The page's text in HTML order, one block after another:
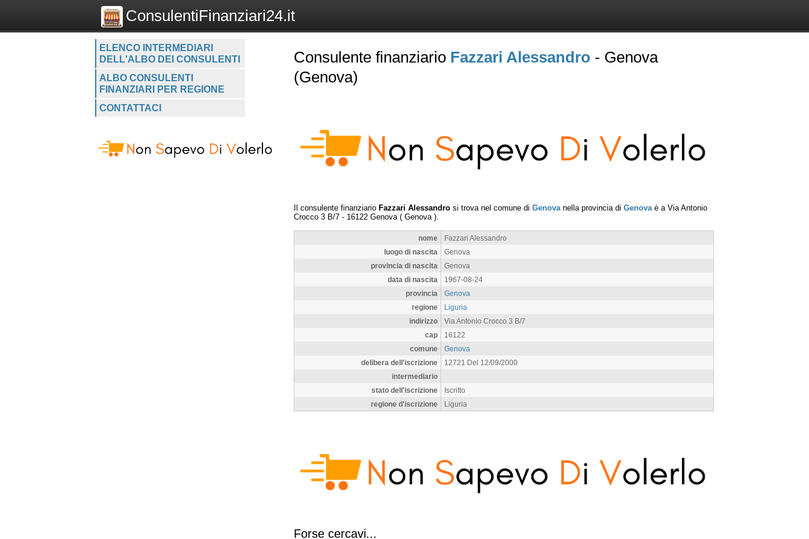
ConsulentiFinanziari24.it
ELENCO INTERMEDIARI
DELL'ALBO DEI CONSULENTI
ALBO CONSULENTI
FINANZIARI PER REGIONE
CONTATTACI
Consulente finanziario Fazzari Alessandro - Genova
(Genova)
Il consulente finanziario Fazzari Alessandro si trova nel comune di Genova nella provincia di Genova è a Via Antonio
Crocco 3 B/7 - 16122 Genova ( Genova ).
nome
Fazzari Alessandro
luogo di nascita
Genova
provincia di nascita
Genova
data di nascita
1967-08-24
provincia
Genova
regione
Liguria
indirizzo
Via Antonio Crocco 3 B/7
cap
16122
comune
Genova
delibera dell'iscrizione
12721 Del 12/09/2000
intermediario
stato dell'iscrizione
Iscritto
regione d'iscrizione
Liguria
Forse cercavi...